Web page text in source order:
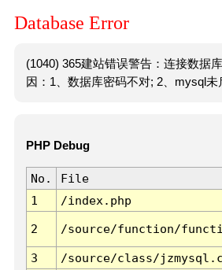
Database Error
(1040) 365建站错误警告：连接数据
因：1、数据库密码不对; 2、mysql未
PHP Debug
No. File
1
/index.php
2 /source/function/
3 /source/class/